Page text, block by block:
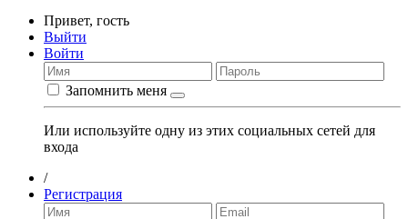
Привет, гость
Выйти
Войти
Запомнить меня
Или используйте одну из этих социальных сетей для
входа
/
Регистрация